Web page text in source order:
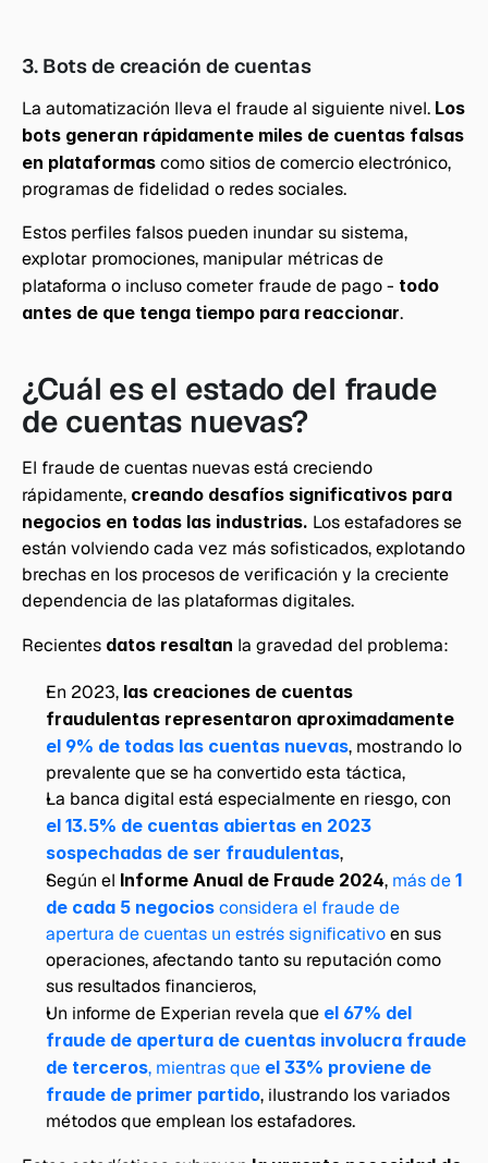
3. Bots de creación de cuentas
La automatización lleva el fraude al siguiente nivel. Los
bots generan rápidamente miles de cuentas falsas
en plataformas como sitios de comercio electrónico,
programas de fidelidad o redes sociales.
Estos perfiles falsos pueden inundar su sistema,
explotar promociones, manipular métricas de
plataforma o incluso cometer fraude de pago - todo
antes de que tenga tiempo para reaccionar.
¿Cuál es el estado del fraude
de cuentas nuevas?
El fraude de cuentas nuevas está creciendo
rápidamente, creando desafíos significativos para
negocios en todas las industrias. Los estafadores se
están volviendo cada vez más sofisticados, explotando
brechas en los procesos de verificación y la creciente
dependencia de las plataformas digitales.
Recientes datos resaltan la gravedad del problema:
En 2023, las creaciones de cuentas
el 9% de todas las cuentas nuevas, mostrando lo
prevalente que se ha convertido esta táctica,
el 13.5% de cuentas abiertas en 2023
sospechadas de ser fraudulentas,
Según el Informe Anual de Fraude 2024, más de 1
de cada 5 negocios considera el fraude de
apertura de cuentas un estrés significativo en sus
operaciones, afectando tanto su reputación como
sus resultados financieros,
Un informe de Experian revela que el 67% del
fraude de apertura de cuentas involucra fraude
de terceros, mientras que el 33% proviene de
fraude de primer partido, ilustrando los variados
métodos que emplean los estafadores.